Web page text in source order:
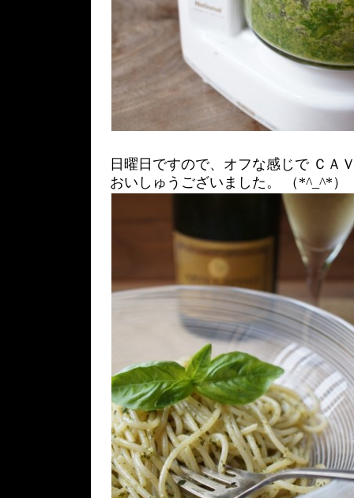
日曜日ですので、オフな感じで ＣＡ
おいしゅうございました。 （*^_^*）